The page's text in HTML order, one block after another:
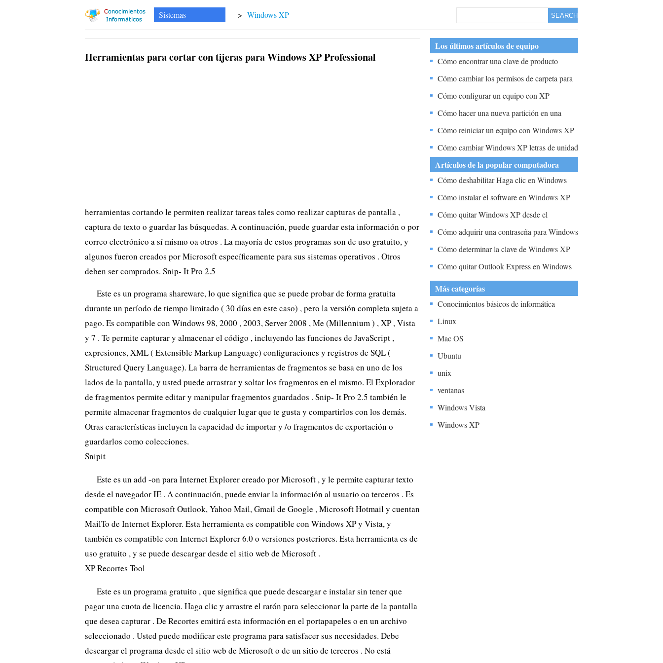
Sistemas > Windows XP SEARCH
Herramientas para cortar con tijeras para Windows XP Professional
herramientas cortando le permiten realizar tareas tales como realizar capturas de pantalla ,
captura de texto o guardar las búsquedas. A continuación, puede guardar esta información o por
correo electrónico a sí mismo oa otros . La mayoría de estos programas son de uso gratuito, y
algunos fueron creados por Microsoft específicamente para sus sistemas operativos . Otros
deben ser comprados. Snip- It Pro 2.5
Este es un programa shareware, lo que significa que se puede probar de forma gratuita
durante un período de tiempo limitado ( 30 días en este caso) , pero la versión completa sujeta a
pago. Es compatible con Windows 98, 2000 , 2003, Server 2008 , Me (Millennium ) , XP , Vista
y 7 . Te permite capturar y almacenar el código , incluyendo las funciones de JavaScript ,
expresiones, XML ( Extensible Markup Language) configuraciones y registros de SQL (
Structured Query Language). La barra de herramientas de fragmentos se basa en uno de los
lados de la pantalla, y usted puede arrastrar y soltar los fragmentos en el mismo. El Explorador
de fragmentos permite editar y manipular fragmentos guardados . Snip- It Pro 2.5 también le
permite almacenar fragmentos de cualquier lugar que te gusta y compartirlos con los demás.
Otras características incluyen la capacidad de importar y /o fragmentos de exportación o
guardarlos como colecciones.
Snipit
Este es un add -on para Internet Explorer creado por Microsoft , y le permite capturar texto
desde el navegador IE . A continuación, puede enviar la información al usuario oa terceros . Es
compatible con Microsoft Outlook, Yahoo Mail, Gmail de Google , Microsoft Hotmail y cuentan
MailTo de Internet Explorer. Esta herramienta es compatible con Windows XP y Vista, y
también es compatible con Internet Explorer 6.0 o versiones posteriores. Esta herramienta es de
uso gratuito , y se puede descargar desde el sitio web de Microsoft .
XP Recortes Tool
Este es un programa gratuito , que significa que puede descargar e instalar sin tener que
pagar una cuota de licencia. Haga clic y arrastre el ratón para seleccionar la parte de la pantalla
que desea capturar . De Recortes emitirá esta información en el portapapeles o en un archivo
seleccionado . Usted puede modificar este programa para satisfacer sus necesidades. Debe
descargar el programa desde el sitio web de Microsoft o de un sitio de terceros . No está
Los últimos artículos de equipo
Cómo encontrar una clave de producto
instalada en XP
Cómo cambiar los permisos de carpeta para
Windows XP Professional
Cómo configurar un equipo con XP
conectarse a Internet
Cómo hacer una nueva partición en una
unidad XP
Cómo reiniciar un equipo con Windows XP
Usuario Contraseña
Cómo cambiar Windows XP letras de unidad
de disco duro primaria
Artículos de la popular computadora
Cómo deshabilitar Haga clic en Windows
XP
Cómo instalar el software en Windows XP
Cómo quitar Windows XP desde el
ordenador
Cómo adquirir una contraseña para Windows
XP
Cómo determinar la clave de Windows XP
CD
Cómo quitar Outlook Express en Windows
XP SP2 Computadora
Más categorías
Conocimientos básicos de informática
Linux
Mac OS
Ubuntu
unix
ventanas
Windows Vista
Windows XP